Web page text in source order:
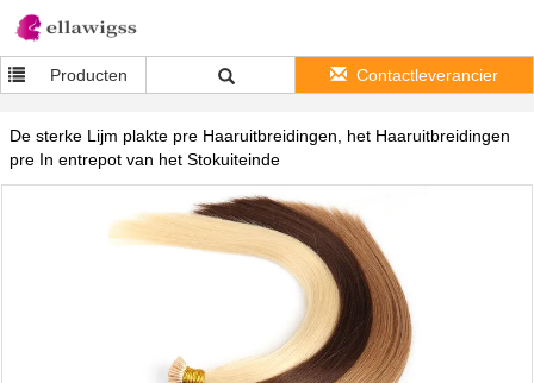
Producten Contactleverancier
De sterke Lijm plakte pre Haaruitbreidingen, het Haaruitbreidingen
pre In entrepot van het Stokuiteinde